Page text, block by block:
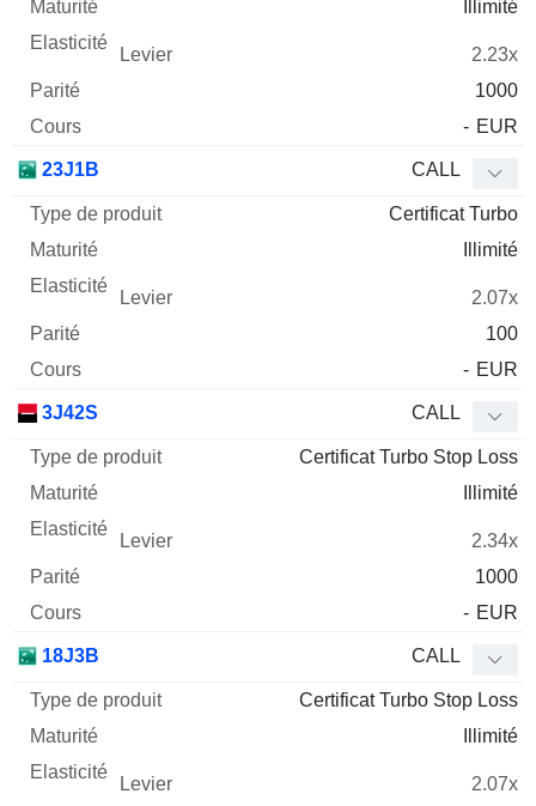
Illimité
2.23x
1000
- EUR
23J1B CALL
Certificat Turbo
Illimité
2.07x
100
- EUR
3J42S CALL
Certificat Turbo Stop Loss
Illimité
2.34x
1000
- EUR
18J3B CALL
Certificat Turbo Stop Loss
Illimité
2.07x